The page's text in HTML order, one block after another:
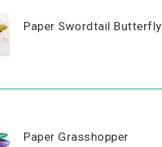
Paper Swordtail Butterfly
Paper Grasshopper